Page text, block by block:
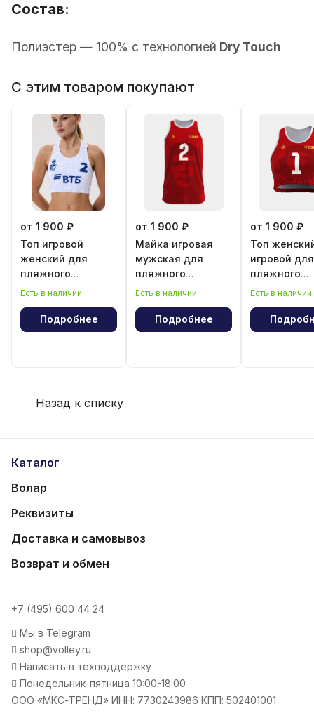
Состав:
Полиэстер — 100% с технологией Dry Touch
С этим товаром покупают
от 1 900 ₽
Топ игровой
женский для
пляжного
волейбола
Есть в наличии
Подробнее
от 1 900 ₽
Майка игровая
мужская для
пляжного
волейбола
Гевара"
Есть в наличии
Подробнее
от 1 900 ₽
Топ
игровой для
пляжного
волейбола
Гевара"
Есть в наличии
Назад к списку
Каталог
Волар
Реквизиты
Доставка и самовывоз
Возврат и обмен
+7 (495) 600 44 24
Мы в Telegram
shop@volley.ru
Написать в техподдержку
Понедельник-пятница 10:00-18:00
ООО «МКС-ТРЕНД» ИНН: 7730243986 КПП: 502401001